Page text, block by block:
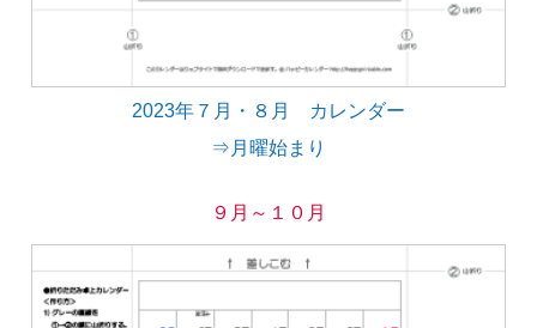
2023年７月・８月 カレンダー
⇒月曜始まり
９月～１０月